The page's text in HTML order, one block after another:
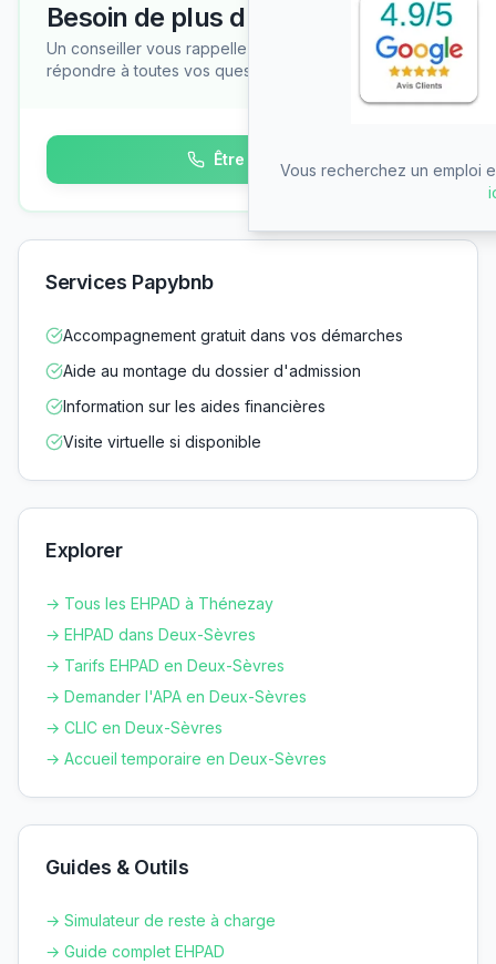
Besoin de plus d'informations ?
Un conseiller vous rappelle gratuitement pour
répondre à toutes vos questions
Être rappelé
Services Papybnb
Accompagnement gratuit dans vos démarches
Aide au montage du dossier d'admission
Information sur les aides financières
Visite virtuelle si disponible
Explorer
→ Tous les EHPAD à Thénezay
→ EHPAD dans Deux-Sèvres
→ Tarifs EHPAD en Deux-Sèvres
→ Demander l'APA en Deux-Sèvres
→ CLIC en Deux-Sèvres
→ Accueil temporaire en Deux-Sèvres
Guides & Outils
→ Simulateur de reste à charge
→ Guide complet EHPAD
Vous recherchez un emploi